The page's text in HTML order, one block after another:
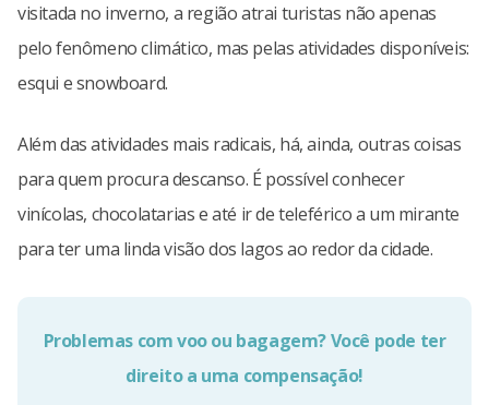
visitada no inverno, a região atrai turistas não apenas
pelo fenômeno climático, mas pelas atividades disponíveis:
esqui e snowboard.
Além das atividades mais radicais, há, ainda, outras coisas
para quem procura descanso. É possível conhecer
vinícolas, chocolatarias e até ir de teleférico a um mirante
para ter uma linda visão dos lagos ao redor da cidade.
Problemas com voo ou bagagem? Você pode ter
direito a uma compensação!